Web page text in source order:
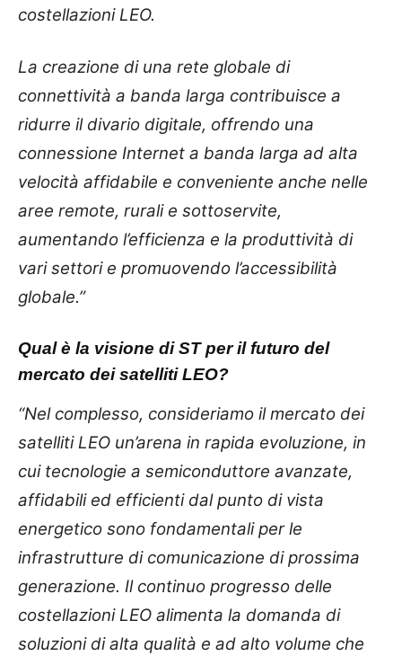
costellazioni LEO.
La creazione di una rete globale di
connettività a banda larga contribuisce a
ridurre il divario digitale, offrendo una
connessione Internet a banda larga ad alta
velocità affidabile e conveniente anche nelle
aree remote, rurali e sottoservite,
aumentando l’efficienza e la produttività di
vari settori e promuovendo l’accessibilità
globale.”
Qual è la visione di ST per il futuro del
mercato dei satelliti LEO?
“Nel complesso, consideriamo il mercato dei
satelliti LEO un’arena in rapida evoluzione, in
cui tecnologie a semiconduttore avanzate,
affidabili ed efficienti dal punto di vista
energetico sono fondamentali per le
infrastrutture di comunicazione di prossima
generazione. Il continuo progresso delle
costellazioni LEO alimenta la domanda di
soluzioni di alta qualità e ad alto volume che